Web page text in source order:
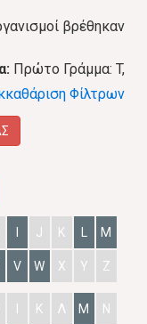
βρέθηκαν
Πρώτο Γράμμα: T,
Φίλτρων
J K L M
V W X Y Z
Κ Λ Μ Ν